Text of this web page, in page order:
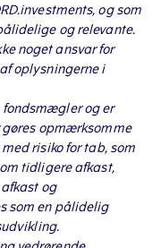
og som
og relevante.
noget ansvar for
oplysningerne i
fondsmægler og er
opmærksomme
risiko for tab, som
tidligere afkast,
og
som en pålidelig